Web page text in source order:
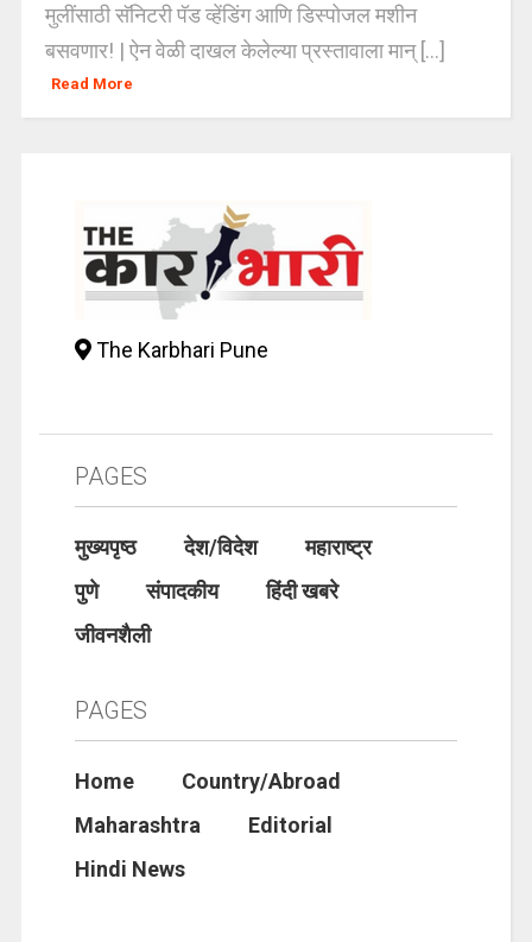
मुलींसाठी सॅनिटरी पॅड व्हेंडिंग आणि डिस्पोजल मशीन
बसवणार! | ऐन वेळी दाखल केलेल्या प्रस्तावाला मान् [...]
Read More
The Karbhari Pune
PAGES
मुख्यपृष्ठ देश/विदेश
महाराष्ट्र
पुणे
संपादकीय
हिंदी खबरे
जीवनशैली
PAGES
Home
Country/Abroad
Maharashtra
Editorial
Hindi News